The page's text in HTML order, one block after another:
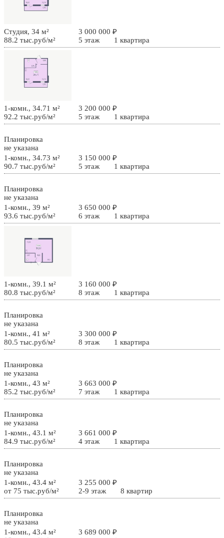
Студия, 34 м²
3 000 000 ₽
88.2 тыс.руб/м²
5 этаж 1 квартира
1-комн., 34.71 м²
3 200 000 ₽
92.2 тыс.руб/м²
5 этаж 1 квартира
Планировка
не указана
1-комн., 34.73 м²
3 150 000 ₽
90.7 тыс.руб/м²
5 этаж 1 квартира
Планировка
не указана
1-комн., 39 м²
3 650 000 ₽
93.6 тыс.руб/м²
6 этаж 1 квартира
1-комн., 39.1 м²
3 160 000 ₽
80.8 тыс.руб/м²
8 этаж 1 квартира
Планировка
не указана
1-комн., 41 м²
3 300 000 ₽
80.5 тыс.руб/м²
8 этаж 1 квартира
Планировка
не указана
1-комн., 43 м²
3 663 000 ₽
85.2 тыс.руб/м²
7 этаж 1 квартира
Планировка
не указана
1-комн., 43.1 м²
3 661 000 ₽
84.9 тыс.руб/м²
4 этаж 1 квартира
Планировка
не указана
1-комн., 43.4 м²
3 255 000 ₽
от 75 тыс.руб/м²
2-9 этаж 8 квартир
Планировка
не указана
1-комн., 43.4 м²
3 689 000 ₽